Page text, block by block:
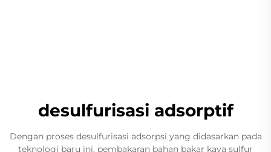
desulfurisasi adsorptif
Dengan proses desulfurisasi adsorpsi yang didasarkan pada
teknologi baru ini, pembakaran bahan bakar kaya sulfur